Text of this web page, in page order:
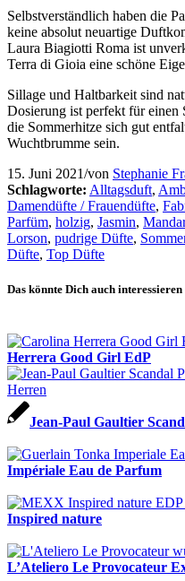
Selbstverständlich haben die
keine absolut neuartige
Laura Biagiotti Roma ist
Terra di Gioia eine schöne
Sillage und Haltbarkeit sind
Dosierung ist perfekt für einen
die Sommerhitze sich gut
Wuchtbrumme sein.
15. Juni 2021/von Stephanie
Schlagworte: Alltagsduft,
Damendüfte / Frauendüfte,
Parfüm, holzig, Jasmin,
Lorson, pudrige Düfte,
Düfte, Top Düfte
Das könnte Dich auch interessieren
Herrera Good Girl EdP
Jean-Paul Gaultier
Impériale Eau de Parfum
Inspired nature
L’Ateliero Le Provocateur